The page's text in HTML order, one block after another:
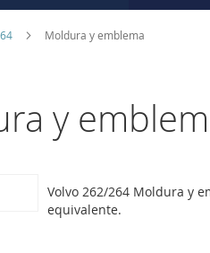
Moldura y emblema
y
Volvo 262/264 Moldura y
equivalente.